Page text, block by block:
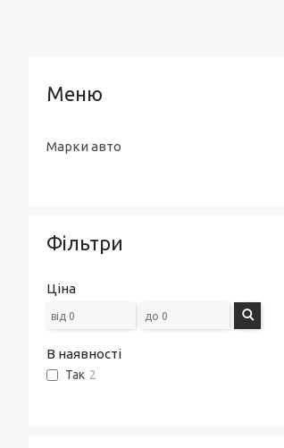
Марки авто
Фільтри
Ціна
В наявності
Так 2